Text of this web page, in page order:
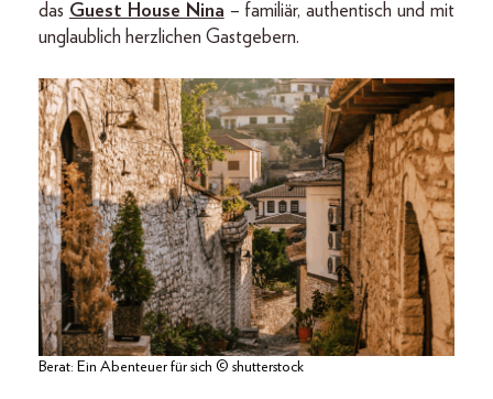
das Guest House Nina – familiär, authentisch und mit
unglaublich herzlichen Gastgebern.
Berat: Ein Abenteuer für sich © shutterstock